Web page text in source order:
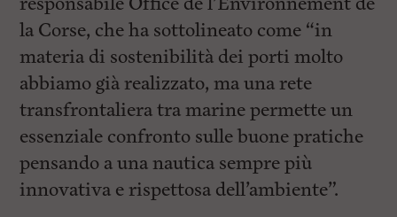
la Corse, che ha sottolineato come “in
materia di sostenibilità dei porti molto
abbiamo già realizzato, ma una rete
transfrontaliera tra marine permette un
essenziale confronto sulle buone pratiche
pensando a una nautica sempre più
innovativa e rispettosa dell’ambiente”.